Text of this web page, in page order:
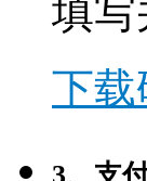
填写
下载